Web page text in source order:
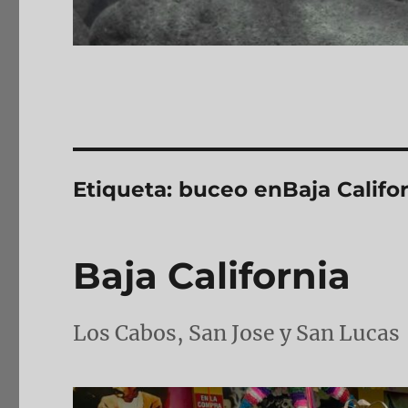
Etiqueta: buceo enBaja
Baja California
Los Cabos, San Jose y San Lucas